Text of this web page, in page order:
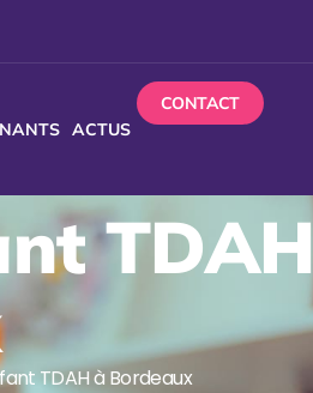
ACTUS
CONTACT
TDAH à Bordeaux